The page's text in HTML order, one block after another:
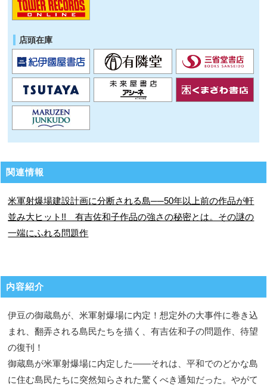
店頭在庫
関連情報
米軍射爆場建設計画に分断される島──50年以上前の作品が軒
並み大ヒット!! 有吉佐和子作品の強さの秘密とは。その謎の
一端にふれる問題作
内容紹介
伊豆の御蔵島が、米軍射爆場に内定！想定外の大事件に巻き込
まれ、翻弄される島民たちを描く、有吉佐和子の問題作、待望
の復刊！
御蔵島が米軍射爆場に内定した――それは、平和でのどかな島
に住む島民たちに突然知らされた驚くべき通知だった。やがて